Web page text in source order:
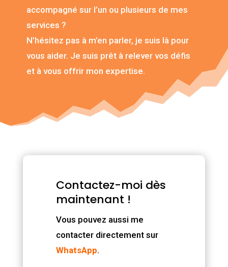
accompagné sur l’un ou plusieurs de mes
services ?
N’hésitez pas à m’en parler, je suis là pour
vous aider. Je suis prêt à relever vos défis
et à vous offrir mon expertise.
Contactez-moi dès
maintenant !
Vous pouvez aussi me
contacter directement sur
WhatsApp.